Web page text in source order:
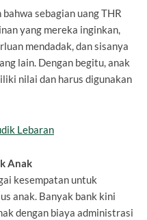
sebagian uang THR
yang mereka inginkan,
mendadak, dan sisanya
lain. Dengan begitu, anak
nilai dan harus digunakan
Lebaran
Anak
kesempatan untuk
anak. Banyak bank kini
dengan biaya administrasi